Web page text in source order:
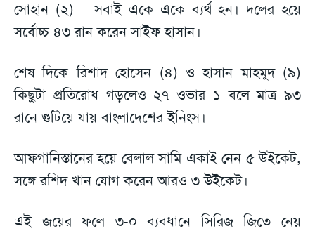
সোহান (২) – সবাই একে একে ব্যর্থ হন। দলের হয়ে
সর্বোচ্চ ৪৩ রান করেন সাইফ হাসান।
শেষ দিকে রিশাদ হোসেন (৪) ও হাসান মাহমুদ (৯)
কিছুটা প্রতিরোধ গড়লেও ২৭ ওভার ১ বলে মাত্র ৯৩
রানে গুটিয়ে যায় বাংলাদেশের ইনিংস।
আফগানিস্তানের হয়ে বেলাল সামি একাই নেন ৫ উইকেট,
সঙ্গে রশিদ খান যোগ করেন আরও ৩ উইকেট।
এই জয়ের ফলে ৩-০ ব্যবধানে সিরিজ জিতে নেয়